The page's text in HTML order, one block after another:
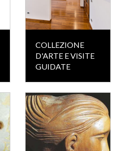
COLLEZIONE
D'ARTE E VISITE
GUIDATE